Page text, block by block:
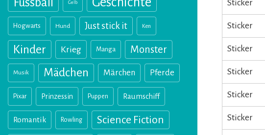
Gelb
Hogwarts Hund Just stick it Ken
Kinder Krieg Manga Monster
Musik Mädchen Märchen Pferde
Pixar Prinzessin Puppen Raumschiff
Romantik Rowling Science Fiction
Sticker
Sticker
Sticker
Sticker
Sticker
Sticker